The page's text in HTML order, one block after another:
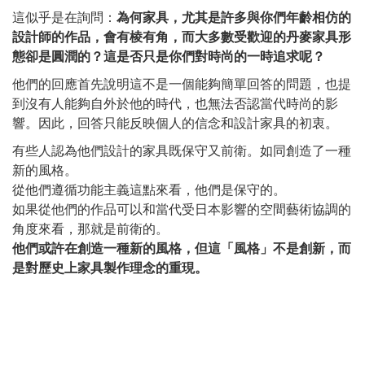
這似乎是在詢問： 為何家具，尤其是許多與你們年齡相仿的
設計師的作品，會有棱有角，而大多數受歡迎的丹麥家具形
態卻是圓潤的？這是否只是你們對時尚的一時追求呢？
他們的回應首先說明這不是一個能夠簡單回答的問題，也提
到沒有人能夠自外於他的時代，也無法否認當代時尚的影
響。因此，回答只能反映個人的信念和設計家具的初衷。
有些人認為他們設計的家具既保守又前衛。如同創造了一種
新的風格。
從他們遵循功能主義這點來看，他們是保守的。
如果從他們的作品可以和當代受日本影響的空間藝術協調的
角度來看，那就是前衛的。
他們或許在創造一種新的風格，但這「風格」不是創新，而
是對歷史上家具製作理念的重現。